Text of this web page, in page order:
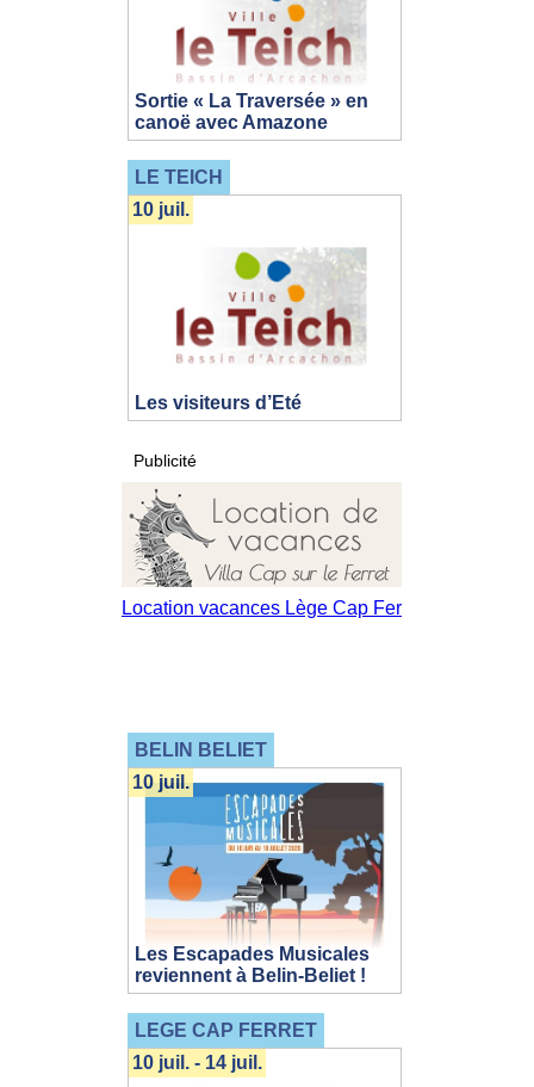
Sortie « La Traversée » en
canoë avec Amazone
LE TEICH
Les visiteurs d’Eté
10 juil.
Publicité
BELIN BELIET
Les Escapades Musicales
reviennent à Belin-Beliet !
10 juil.
LEGE CAP FERRET
10 juil. - 14 juil.